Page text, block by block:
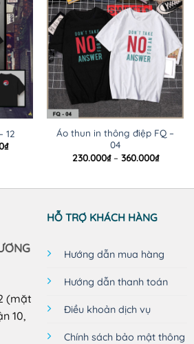
12
₫Khoảng
430.000₫
Áo thun in thông điệp FQ –
04
230.000₫ – 360.000₫Khoảng
đến
(mặt
10,
HỖ TRỢ KHÁCH HÀNG
Hướng dẫn mua hàng
Hướng dẫn thanh toán
Điều khoản dịch vụ
Chính sách bảo mật thông